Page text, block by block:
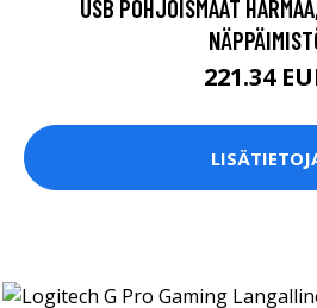
USB POHJOISMAAT
221.34